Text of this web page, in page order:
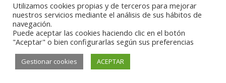
© 2026. Todos los derechos reservados.
Utilizamos cookies propias y de terceros para mejorar
nuestros servicios mediante el análisis de sus hábitos de
navegación.
Puede aceptar las cookies haciendo clic en el botón
"Aceptar" o bien configurarlas según sus preferencias
Gestionar cookies ACEPTAR